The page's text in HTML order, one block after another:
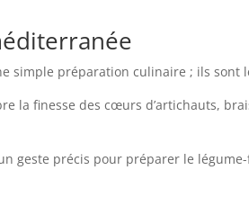
simple préparation culinaire ; ils sont
la finesse des cœurs d’artichauts,
geste précis pour préparer le